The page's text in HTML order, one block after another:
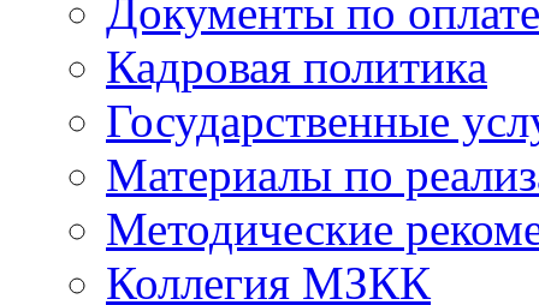
Документы по
Кадровая политика
Государственные
Материалы по
Методические
Коллегия МЗКК